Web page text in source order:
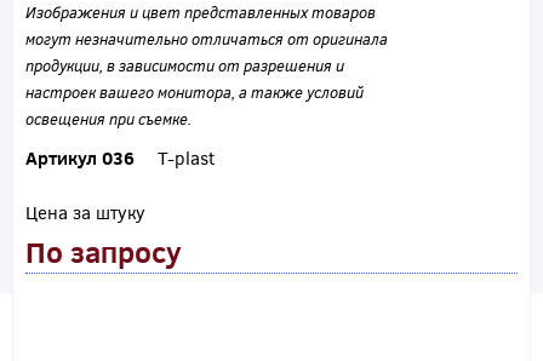
Изображения и цвет представленных товаров
могут незначительно отличаться от оригинала
продукции, в зависимости от разрешения и
настроек вашего монитора, а также условий
освещения при съемке.
Артикул 036 T-plast
Цена за штуку
По запросу